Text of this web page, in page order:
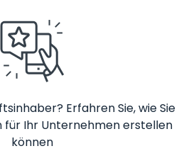
Erfahren Sie, wie Sie
für Ihr Unternehmen erstellen
können